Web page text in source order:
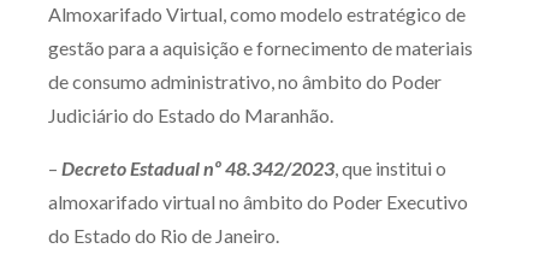
Almoxarifado Virtual, como modelo estratégico de
gestão para a aquisição e fornecimento de materiais
de consumo administrativo, no âmbito do Poder
Judiciário do Estado do Maranhão.
– Decreto Estadual nº 48.342/2023, que institui o
almoxarifado virtual no âmbito do Poder Executivo
do Estado do Rio de Janeiro.